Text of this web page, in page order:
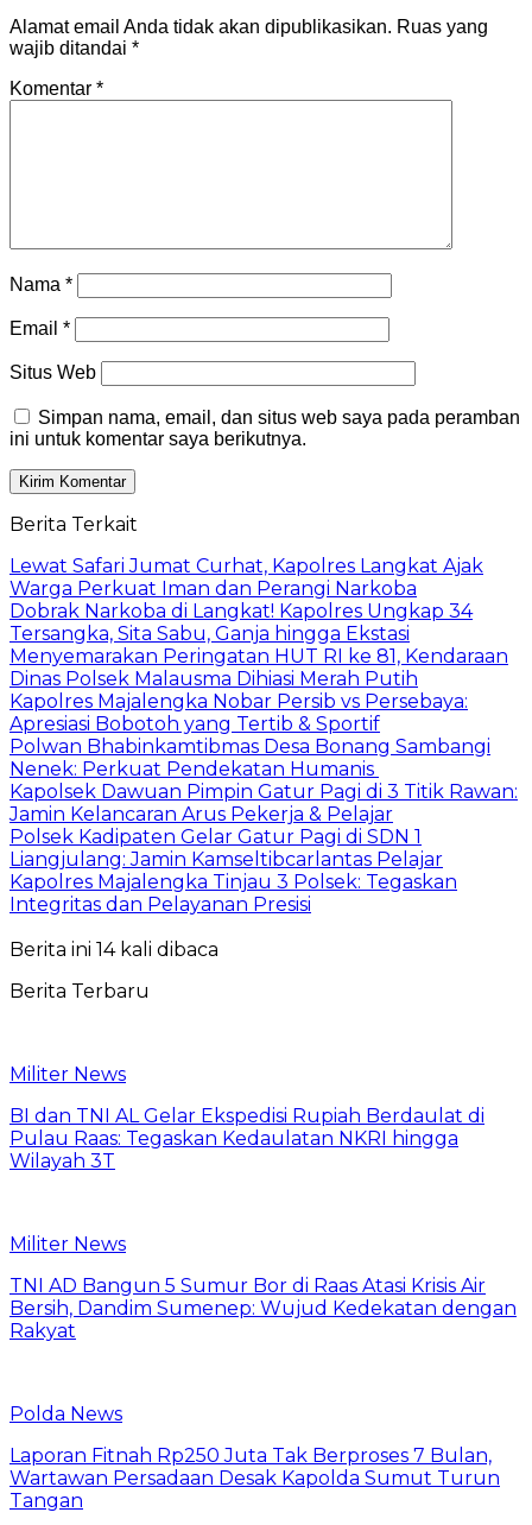
Alamat email Anda tidak akan dipublikasikan. Ruas yang
wajib ditandai *
Komentar *
Nama *
Email *
Situs Web
Simpan nama, email, dan situs web saya pada peramban
ini untuk komentar saya berikutnya.
Berita Terkait
Lewat Safari Jumat Curhat, Kapolres Langkat Ajak
Warga Perkuat Iman dan Perangi Narkoba
Dobrak Narkoba di Langkat! Kapolres Ungkap 34
Tersangka, Sita Sabu, Ganja hingga Ekstasi
Menyemarakan Peringatan HUT RI ke 81, Kendaraan
Dinas Polsek Malausma Dihiasi Merah Putih
Kapolres Majalengka Nobar Persib vs Persebaya:
Apresiasi Bobotoh yang Tertib & Sportif
Polwan Bhabinkamtibmas Desa Bonang Sambangi
Nenek: Perkuat Pendekatan Humanis
Kapolsek Dawuan Pimpin Gatur Pagi di 3 Titik Rawan:
Jamin Kelancaran Arus Pekerja & Pelajar
Polsek Kadipaten Gelar Gatur Pagi di SDN 1
Liangjulang: Jamin Kamseltibcarlantas Pelajar
Kapolres Majalengka Tinjau 3 Polsek: Tegaskan
Integritas dan Pelayanan Presisi
Berita ini 14 kali dibaca
Berita Terbaru
Militer News
BI dan TNI AL Gelar Ekspedisi Rupiah Berdaulat di
Pulau Raas: Tegaskan Kedaulatan NKRI hingga
Wilayah 3T
Militer News
TNI AD Bangun 5 Sumur Bor di Raas Atasi Krisis Air
Bersih, Dandim Sumenep: Wujud Kedekatan dengan
Rakyat
Polda News
Laporan Fitnah Rp250 Juta Tak Berproses 7 Bulan,
Wartawan Persadaan Desak Kapolda Sumut Turun
Tangan